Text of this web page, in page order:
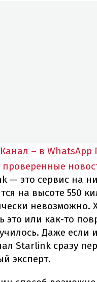
– в WhatsApp
проверенные
— это сервис на
на высоте 550
невозможно.
это или как-то
Даже если
Starlink сразу
эксперт.